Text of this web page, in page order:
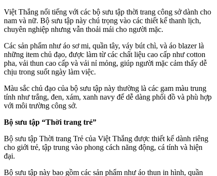
Việt Thắng nổi tiếng với các bộ sưu tập thời trang công sở dành cho
nam và nữ. Bộ sưu tập này chú trọng vào các thiết kế thanh lịch,
chuyên nghiệp nhưng vẫn thoải mái cho người mặc.
Các sản phẩm như áo sơ mi, quần tây, váy bút chì, và áo blazer là
những item chủ đạo, được làm từ các chất liệu cao cấp như cotton
pha, vải thun cao cấp và vải nỉ mỏng, giúp người mặc cảm thấy dễ
chịu trong suốt ngày làm việc.
Màu sắc chủ đạo của bộ sưu tập này thường là các gam màu trung
tính như trắng, đen, xám, xanh navy để dễ dàng phối đồ và phù hợp
với môi trường công sở.
Bộ sưu tập “Thời trang trẻ”
Bộ sưu tập Thời trang Trẻ của Việt Thắng được thiết kế dành riêng
cho giới trẻ, tập trung vào phong cách năng động, cá tính và hiện
đại.
Bộ sưu tập này bao gồm các sản phẩm như áo thun in hình, quần